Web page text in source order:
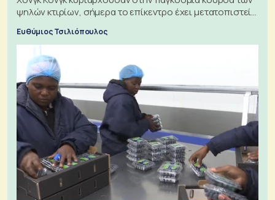
ψηλών κτιρίων, σήμερα το επίκεντρο έχει μετατοπιστεί
Ευθύμιος Τσιλιόπουλος